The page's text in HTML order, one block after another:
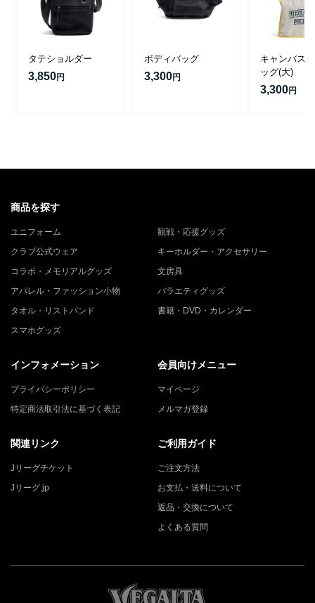
タテショルダー
3,850円
ボディバッグ
3,300円
キャンバス
ッグ(大)
3,300円
商品を探す
ユニフォーム
観戦・応援グッズ
クラブ公式ウェア
キーホルダー・アクセサリー
コラボ・メモリアルグッズ
文房具
アパレル・ファッション小物
バラエティグッズ
タオル・リストバンド
書籍・DVD・カレンダー
スマホグッズ
インフォメーション
プライバシーポリシー
特定商法取引法に基づく表記
会員向けメニュー
マイページ
メルマガ登録
関連リンク
Jリーグチケット
Jリーグ.jp
ご利用ガイド
ご注文方法
お支払・送料について
返品・交換について
よくある質問